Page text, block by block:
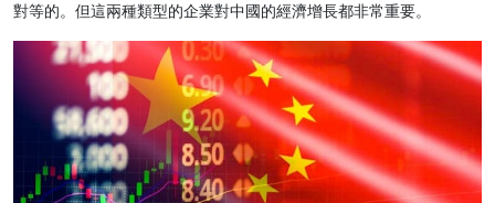
對等的。但這兩種類型的企業對中國的經濟增長都非常重要。